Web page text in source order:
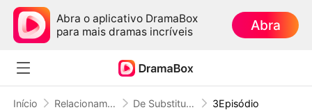
Abra o aplicativo DramaBox
para mais dramas incríveis
Abra
Início Relacionamento Tóxico De Substituta À Sua Única 3Episódio